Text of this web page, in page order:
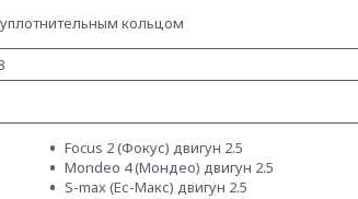
кольцом
Focus 2 (Фокус) двигун 2.5
Mondeo 4 (Мондео) двигун 2.5
S-max (Ес-Макс) двигун 2.5